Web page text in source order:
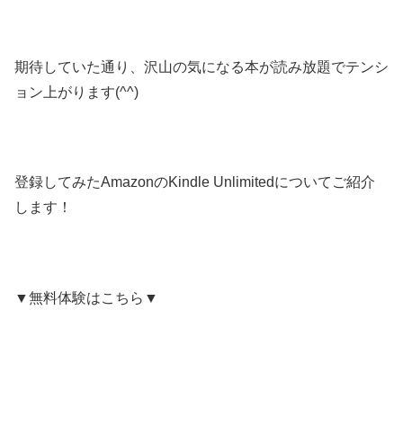
期待していた通り、沢山の気になる本が読み放題でテンシ
ョン上がります(^^)
登録してみたAmazonのKindle Unlimitedについてご紹介
します！
▼無料体験はこちら▼